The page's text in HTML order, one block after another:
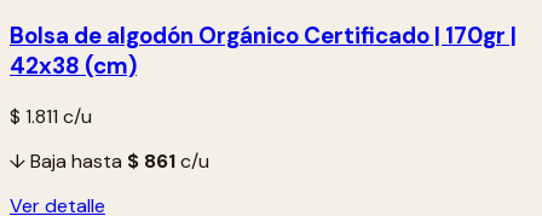
Bolsa de algodón Orgánico Certificado | 170gr |
42x38 (cm)
$ 1.811 c/u
↓ Baja hasta $ 861c/u
Ver detalle